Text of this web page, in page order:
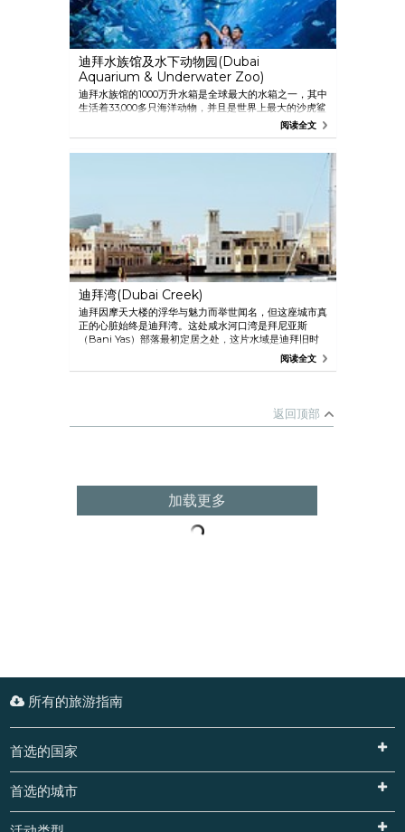
家带队，参观人数为12名，每15分钟一场。
迪拜水族馆及水下动物园(Dubai
Aquarium & Underwater Zoo)
迪拜水族馆的1000万升水箱是全球最大的水箱之一，其中
生活着33,000多只海洋动物，并且是世界上最大的沙虎鲨
集养地。 水族馆一直延伸到迪拜购物中心的第三层，饲
养着140种海洋生物，并提供多样的水底世界体验，其中
阅读全文
迪拜湾(Dubai Creek)
迪拜因摩天大楼的浮华与魅力而举世闻名，但这座城市真
正的心脏始终是迪拜湾。这处咸水河口湾是拜尼亚斯
（Bani Yas）部落最初定居之处，这片水域是迪拜旧时
的主要经济形式——珍珠采集及渔业的命脉。这片区域开
设有迪拜博物馆（Dubai Museum）、辛达加博物馆
间。身处迪拜湾，乘坐传统阿拉伯水上的士横渡海湾是不
阅读全文
返回顶部
加载更多
所有的旅游指南
首选的国家
首选的城市